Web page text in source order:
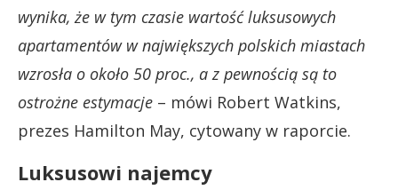
wynika, że w tym czasie wartość luksusowych
apartamentów w największych polskich miastach
wzrosła o około 50 proc., a z pewnością są to
ostrożne estymacje – mówi Robert Watkins,
prezes Hamilton May, cytowany w raporcie.
Luksusowi najemcy